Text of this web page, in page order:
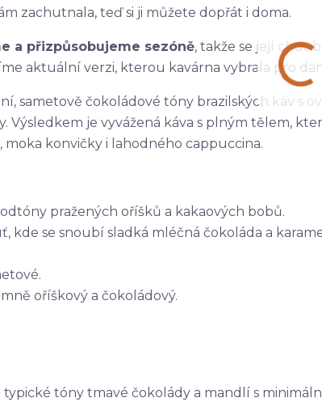
zachutnala, teď si ji můžete dopřát i doma.
a přizpůsobujeme sezóně, takže se její chuť
aktuální verzi, kterou kavárna vybrala pro
sametově čokoládové tóny brazilských káv s
Výsledkem je vyvážená káva s plným tělem,
moka konvičky i lahodného cappuccina.
pražených oříšků a kakaových bobů.
kde se snoubí sladká mléčná čokoláda a
oříškový a čokoládový.
typické tóny tmavé čokolády a mandlí s